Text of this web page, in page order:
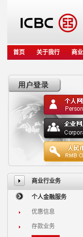
首页 关于我行 商
商业行业务
个人金融服务
优惠信息
存款业务